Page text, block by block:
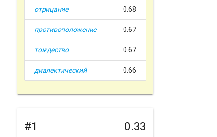
отрицание 0.68
противоположение 0.67
тождество 0.67
диалектический 0.66
#1 0.33